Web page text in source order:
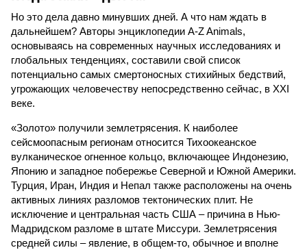
Но это дела давно минувших дней. А что нам ждать в
дальнейшем? Авторы энциклопедии A-Z Animals,
основываясь на современных научных исследованиях и
глобальных тенденциях, составили свой список
потенциально самых смертоносных стихийных бедствий,
угрожающих человечеству непосредственно сейчас, в XXI
веке.
«Золото» получили землетрясения. К наиболее
сейсмоопасным регионам относится Тихоокеанское
вулканическое огненное кольцо, включающее Индонезию,
Японию и западное побережье Северной и Южной Америки.
Турция, Иран, Индия и Непал также расположены на очень
активных линиях разломов тектонических плит. Не
исключение и центральная часть США – причина в Нью-
Мадридском разломе в штате Миссури. Землетрясения
средней силы – явление, в общем-то, обычное и вполне